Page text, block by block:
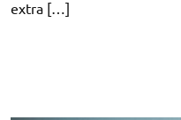
extra […]